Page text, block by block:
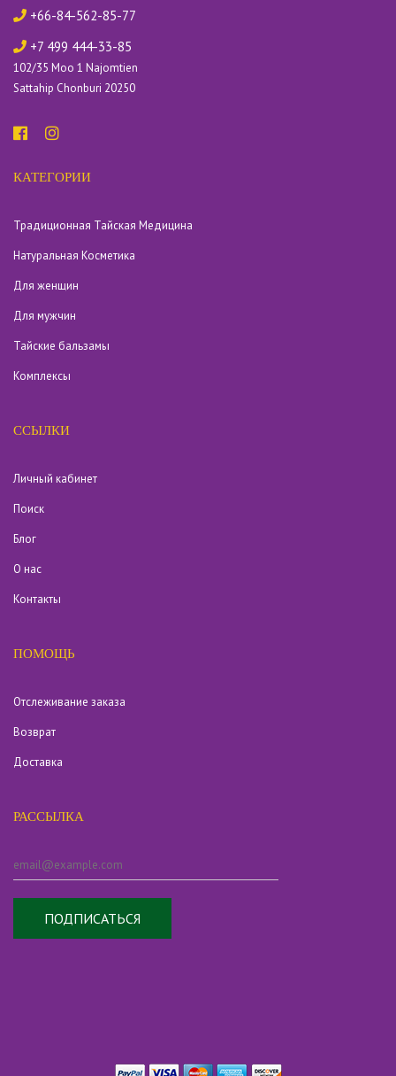
+66-84-562-85-77
+7 499 444-33-85
102/35 Moo 1 Najomtien
Sattahip Chonburi 20250
КАТЕГОРИИ
Традиционная Тайская Медицина
Натуральная Косметика
Для женщин
Для мужчин
Тайские бальзамы
Комплексы
ССЫЛКИ
Личный кабинет
Поиск
Блог
О нас
Контакты
ПОМОЩЬ
Отслеживание заказа
Возврат
Доставка
РАССЫЛКА
ПОДПИСАТЬСЯ